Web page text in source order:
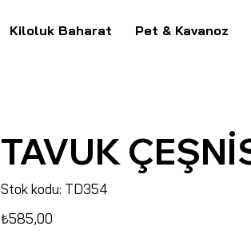
Kiloluk Baharat Pet & Kavanoz
TAVUK
Stok kodu: Stok
kodu:
TD354
Fiyat
₺585,00